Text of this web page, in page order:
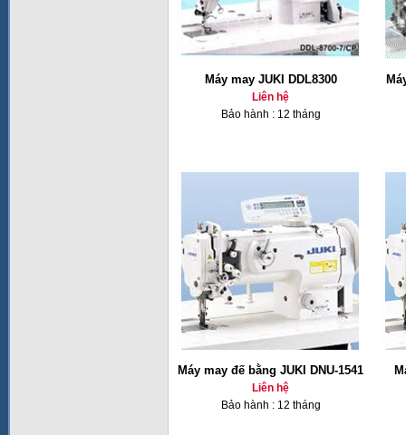
Máy may JUKI DDL8300
Liên hệ
Bảo hành : 12 tháng
Máy may đế bằng JUKI DNU-1541
Liên hệ
Bảo hành : 12 tháng